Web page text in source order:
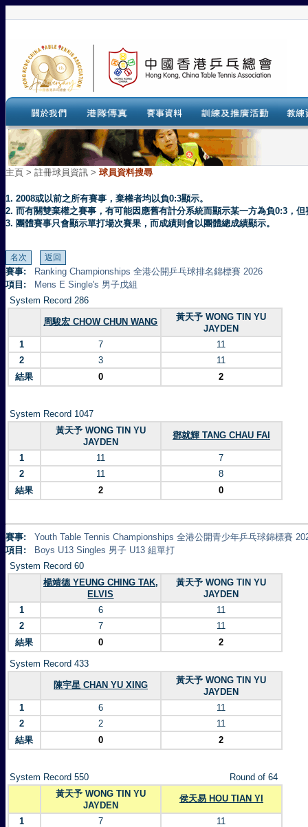
主頁 > 註冊球員資訊 > 球員資料搜尋
1. 2008或以前之所有賽事，棄權者均以負0:3顯示。
2. 而有關雙棄權之賽事，有可能因應舊有計分系統而顯示某一方為負0:3，
3. 團體賽事只會顯示單打場次賽果，而成績則會以團體總成績顯示。
賽事:
Ranking Championships 全港公開乒乓球排名錦標賽 2026
項目:
Mens E Single's 男子戊組
System Record 286
周駿宏 CHOW CHUN WANG
黃天予 WONG TIN YU
JAYDEN
1
7
11
2
3
11
結果
0 2
System Record 1047
黃天予 WONG TIN YU
JAYDEN
鄧就輝 TANG CHAU FAI
1 11
7
2
11
8
結果
2 0
賽事:
Youth Table Tennis Championships 全港公開青少年乒乓球錦標賽
項目:
Boys U13 Singles 男子 U13 組單打
System Record 60
楊靖德 YEUNG CHING TAK,
ELVIS
黃天予 WONG TIN YU
JAYDEN
1
6
11
2
7
11
結果
0 2
System Record 433
陳宇星 CHAN YU XING
黃天予 WONG TIN YU
JAYDEN
1
6
11
2
2
11
結果
0 2
System Record 550
Round of 64
黃天予 WONG TIN YU
JAYDEN
侯天易 HOU TIAN YI
1 7
11